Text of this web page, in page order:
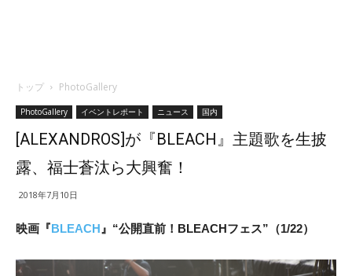
トップ PhotoGallery
PhotoGallery イベントレポート ニュース 国内
[ALEXANDROS]が『BLEACH』主題歌を生披
露、福士蒼汰ら大興奮！
2018年7月10日
映画『BLEACH 』“公開直前！BLEACHフェス”（1/22）